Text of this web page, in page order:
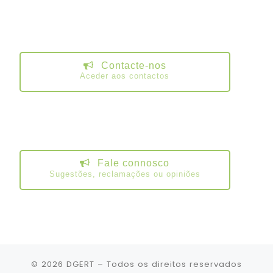
Contacte-nos
Aceder aos contactos
Fale connosco
Sugestões, reclamações ou opiniões
© 2026 DGERT – Todos os direitos reservados